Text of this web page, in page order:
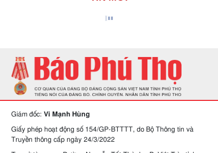
Giám đốc: Vi Mạnh Hùng
Giấy phép hoạt động số 154/GP-BTTTT, do Bộ Thông tin và
Truyền thông cấp ngày 24/3/2022